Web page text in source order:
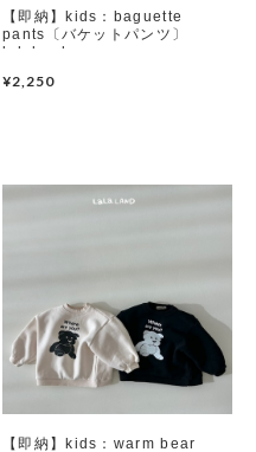
/ One piece
【即納】kids：baguette
pants〔バケットパンツ〕
lalaland
¥2,250
【即納】kids：warm bear